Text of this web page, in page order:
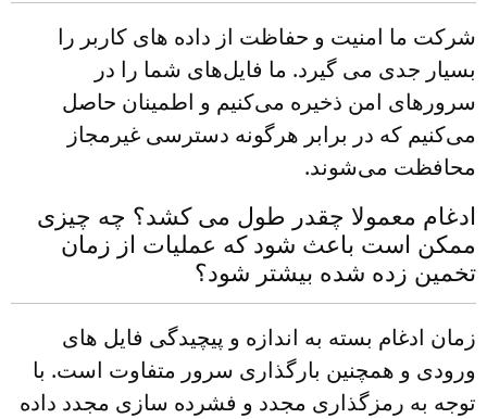
شرکت ما امنیت و حفاظت از داده های کاربر را
بسیار جدی می گیرد. ما فایل‌های شما را در
سرورهای امن ذخیره می‌کنیم و اطمینان حاصل
می‌کنیم که در برابر هرگونه دسترسی غیرمجاز
محافظت می‌شوند.
ادغام معمولا چقدر طول می کشد؟ چه چیزی
ممکن است باعث شود که عملیات از زمان
تخمین زده شده بیشتر شود؟
زمان ادغام بسته به اندازه و پیچیدگی فایل های
ورودی و همچنین بارگذاری سرور متفاوت است. با
توجه به رمزگذاری مجدد و فشرده سازی مجدد داده